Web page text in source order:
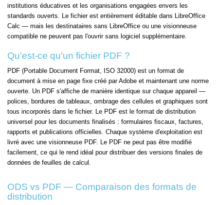
institutions éducatives et les organisations engagées envers les
standards ouverts. Le fichier est entièrement éditable dans LibreOffice
Calc — mais les destinataires sans LibreOffice ou une visionneuse
compatible ne peuvent pas l'ouvrir sans logiciel supplémentaire.
Qu'est-ce qu'un fichier PDF ?
PDF (Portable Document Format, ISO 32000) est un format de
document à mise en page fixe créé par Adobe et maintenant une norme
ouverte. Un PDF s'affiche de manière identique sur chaque appareil —
polices, bordures de tableaux, ombrage des cellules et graphiques sont
tous incorporés dans le fichier. Le PDF est le format de distribution
universel pour les documents finalisés : formulaires fiscaux, factures,
rapports et publications officielles. Chaque système d'exploitation est
livré avec une visionneuse PDF. Le PDF ne peut pas être modifié
facilement, ce qui le rend idéal pour distribuer des versions finales de
données de feuilles de calcul.
ODS vs PDF — Comparaison des formats de
distribution